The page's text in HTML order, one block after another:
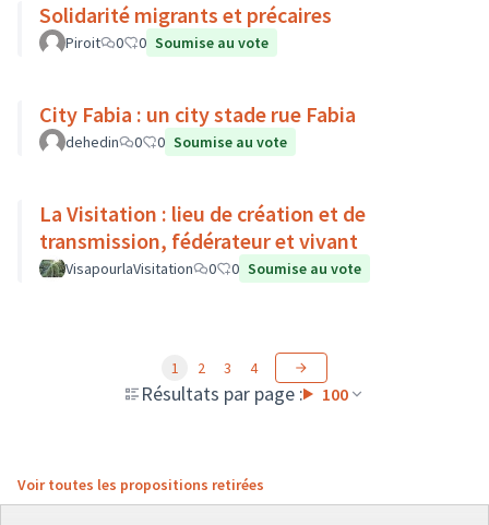
Solidarité migrants et précaires
Piroit 0 0 Soumise au vote
City Fabia : un city stade rue Fabia
dehedin 0 0 Soumise au vote
La Visitation : lieu de création et de
transmission, fédérateur et vivant
VisapourlaVisitation 0 0 Soumise au vote
Résultats par page : 100
1 2 3 4
Voir toutes les propositions retirées